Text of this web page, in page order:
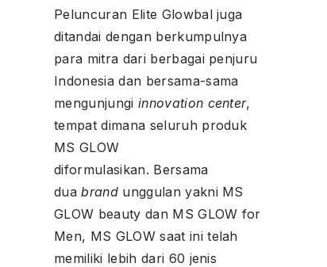
Peluncuran Elite Glowbal juga
ditandai dengan berkumpulnya
para mitra dari berbagai penjuru
Indonesia dan bersama-sama
mengunjungi innovation center,
tempat dimana seluruh produk
MS GLOW
diformulasikan. Bersama
duabrand unggulan yakni MS
GLOW beauty dan MS GLOW for
Men, MS GLOW saat ini telah
memiliki lebih dari 60 jenis